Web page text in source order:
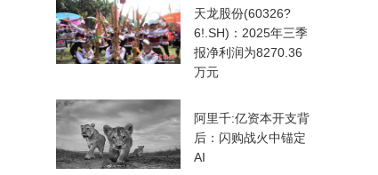
天龙股份(60326?
6!.SH)：2025年三季
报净利润为8270.36
万元
阿里千:亿资本开支背
后：闪购战火中锚定
AI